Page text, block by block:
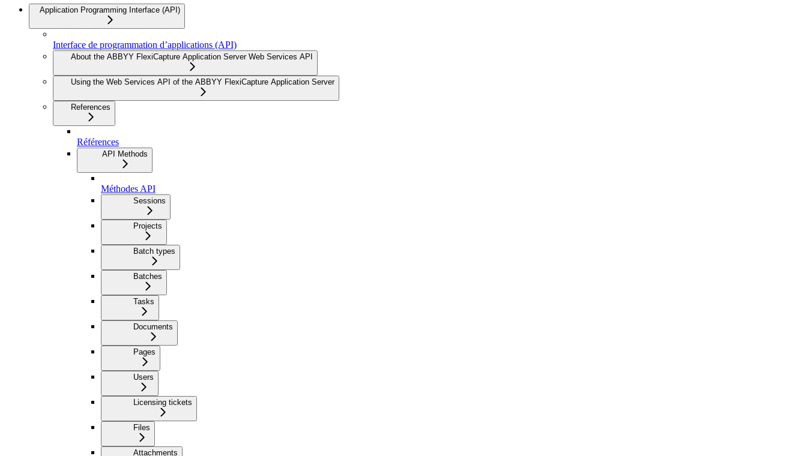
Application Programming Interface (API)
Interface de programmation d’applications (API)
About the ABBYY FlexiCapture Application Server Web Services API
Using the Web Services API of the ABBYY FlexiCapture Application Server
References
Références
API Methods
Méthodes API
Sessions
Projects
Batch types
Batches
Tasks
Documents
Pages
Users
Licensing tickets
Files
Attachments